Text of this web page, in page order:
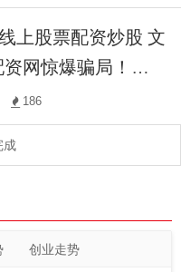
网惊爆骗局！投
惕，谨防上当受
186
成
创业走势